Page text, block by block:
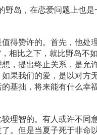
野岛，在恋爱问题上也
得赞许的。首先，他处
相比之下，就比野岛
，提出终止关系，是允
果我们的爱，是以对
基拙，将来能有什么幸
理智的。有人或许不同
。但是当夏子死于非命